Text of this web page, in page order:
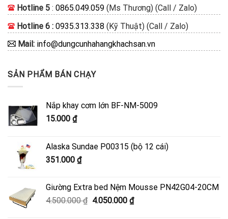
Hotline 5 : 0865.049.059 (Ms Thương) (Call / Zalo)
Hotline 6 : 0935.313.338 (Kỹ Thuật) (Call / Zalo)
Mail: info@dungcunhahangkhachsan.vn
SẢN PHẨM BÁN CHẠY
Nắp khay cơm lớn BF-NM-5009
15.000 ₫
Alaska Sundae P00315 (bộ 12 cái)
351.000 ₫
Giường Extra bed Nệm Mousse PN42G04-20CM
4.500.000₫ Giá
4.050.000 ₫Giá